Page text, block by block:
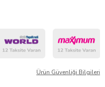
Ürün Güvenliği Bilgileri